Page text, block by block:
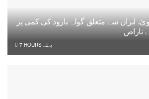
ایران سے متعلق گولہ بارود کی کمی پر
ناراض
7 HOURS پہلے